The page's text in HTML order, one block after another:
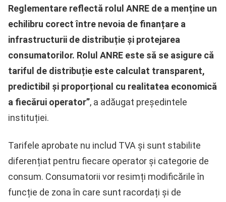
Reglementare reflectă rolul ANRE de a menține un
echilibru corect între nevoia de finanțare a
infrastructurii de distribuție și protejarea
consumatorilor. Rolul ANRE este să se asigure că
tariful de distribuție este calculat transparent,
predictibil și proporțional cu realitatea economică
a fiecărui operator”, a adăugat președintele
instituției.
Tarifele aprobate nu includ TVA și sunt stabilite
diferențiat pentru fiecare operator și categorie de
consum. Consumatorii vor resimți modificările în
funcție de zona în care sunt racordați și de